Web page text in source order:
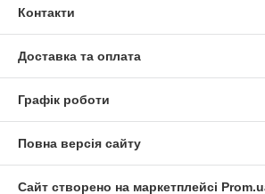
Контакти
Доставка та оплата
Графік роботи
Повна версія сайту
Сайт створено на маркетплейсі